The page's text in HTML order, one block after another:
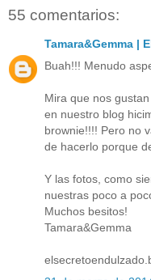
55 comentarios:
Tamara&Gemma |
Buah!!! Menudo
Mira que nos
en nuestro blog
brownie!!!! Pero no
de hacerlo porque
Y las fotos, como
nuestras poco a
Muchos besitos!
Tamara&Gemma